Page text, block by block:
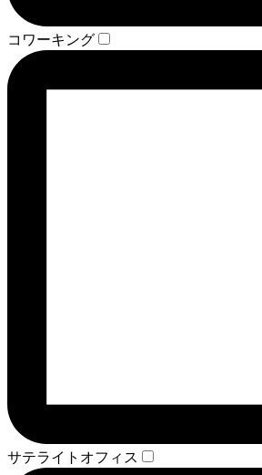
コワーキング
サテライトオフィス